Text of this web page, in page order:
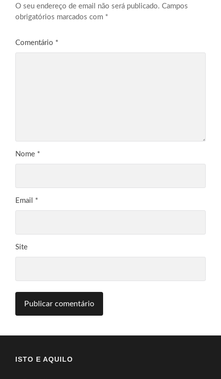
O seu endereço de email não será publicado. Campos
obrigatórios marcados com *
Comentário *
Nome *
Email *
Site
ISTO E AQUILO